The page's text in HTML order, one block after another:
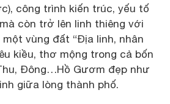
công trình kiến trúc, yếu tố
còn trở lên linh thiêng với
vùng đất “Địa linh, nhân
kiều, thơ mộng trong cả bốn
Đông…Hồ Gươm đẹp như
giữa lòng thành phố.